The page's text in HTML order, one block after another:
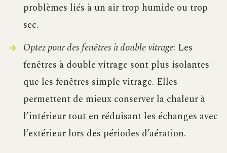
problèmes liés à un air trop humide ou trop
sec.
Optez pour des fenêtres à double vitrage: Les
fenêtres à double vitrage sont plus isolantes
que les fenêtres simple vitrage. Elles
permettent de mieux conserver la chaleur à
l’intérieur tout en réduisant les échanges avec
l’extérieur lors des périodes d’aération.